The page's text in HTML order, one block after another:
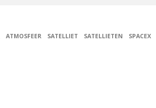
ATMOSFEER SATELLIET SATELLIETEN SPACEX